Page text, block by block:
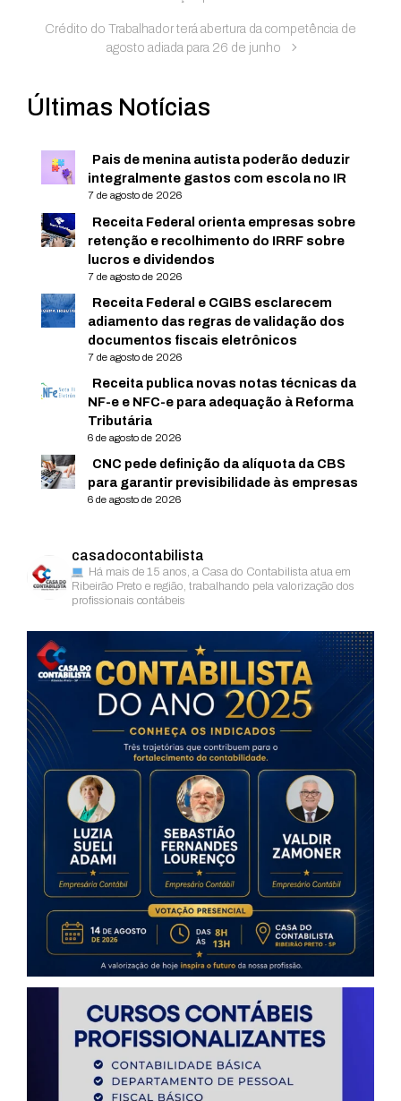
Crédito do Trabalhador terá abertura da competência de
agosto adiada para 26 de junho
Últimas Notícias
Pais de menina autista poderão deduzir
integralmente gastos com escola no IR
7 de agosto de 2026
Receita Federal orienta empresas sobre
retenção e recolhimento do IRRF sobre
lucros e dividendos
7 de agosto de 2026
Receita Federal e CGIBS esclarecem
adiamento das regras de validação dos
documentos fiscais eletrônicos
7 de agosto de 2026
Receita publica novas notas técnicas da
NF-e e NFC-e para adequação à Reforma
Tributária
6 de agosto de 2026
CNC pede definição da alíquota da CBS
para garantir previsibilidade às empresas
6 de agosto de 2026
casadocontabilista
Há mais de 15 anos, a Casa do Contabilista atua em
Ribeirão Preto e região, trabalhando pela valorização dos
profissionais contábeis